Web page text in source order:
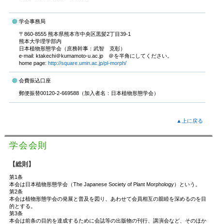
学会事務局
〒860-8555 熊本県熊本市中央区黒髪2丁目39-1
熊本大学理学部内
日本植物形態学会（庶務幹事：武智 克彰）
e-mail: ktakechi＠kumamoto-u.ac.jp ＠を半角にしてください。
home page: http://square.umin.ac.jp/pl-morph/
会費振込口座
郵便振替00120-2-669588（加入者名：日本植物形態学会）
▲上に戻る
学会会則
【総則】
第1条
本会は日本植物形態学会（The Japanese Society of Plant Morphology）という。
第2条
本会は植物形態学会の発展と普及を図り、あわせて会員相互の親睦を深めるのを目
的とする。
第3条
本会は前条の目的を達成するために会誌等の出版物の刊行、講演会など、そのほか